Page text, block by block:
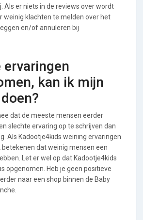
Als er niets in de reviews over wordt
weinig klachten te melden over het
en/of annuleren bij
ervaringen
kan ik mijn
dat de meeste mensen eerder
slechte ervaring op te schrijven dan
Als Kadootje4kids weining ervaringen
betekenen dat weinig mensen een
Let er wel op dat Kadootje4kids
opgenomen. Heb je geen positieve
naar een shop binnen de Baby